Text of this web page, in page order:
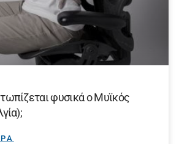
φυσικά ο Μυϊκός